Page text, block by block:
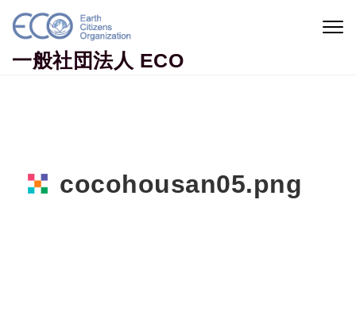
Skip to content
一般社団法人 ECO
cocohousan05.png